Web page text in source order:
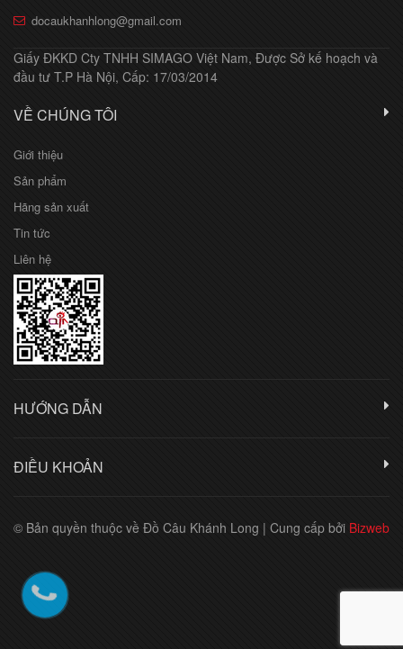
docaukhanhlong@gmail.com
Giấy ĐKKD Cty TNHH SIMAGO Việt Nam, Được Sở kế hoạch và
đầu tư T.P Hà Nội, Cấp: 17/03/2014
VỀ CHÚNG TÔI
Giới thiệu
Sản phẩm
Hãng sản xuất
Tin tức
Liên hệ
HƯỚNG DẪN
ĐIỀU KHOẢN
© Bản quyền thuộc về Đồ Câu Khánh Long | Cung cấp bởi Bizweb